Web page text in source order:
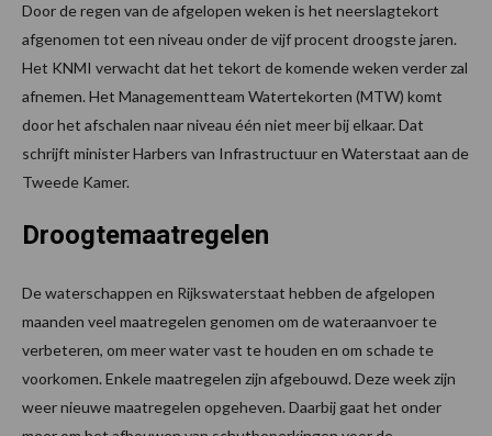
Door de regen van de afgelopen weken is het neerslagtekort
afgenomen tot een niveau onder de vijf procent droogste jaren.
Het KNMI verwacht dat het tekort de komende weken verder zal
afnemen. Het Managementteam Watertekorten (MTW) komt
door het afschalen naar niveau één niet meer bij elkaar. Dat
schrijft minister Harbers van Infrastructuur en Waterstaat aan de
Tweede Kamer.
Droogtemaatregelen
De waterschappen en Rijkswaterstaat hebben de afgelopen
maanden veel maatregelen genomen om de wateraanvoer te
verbeteren, om meer water vast te houden en om schade te
voorkomen. Enkele maatregelen zijn afgebouwd. Deze week zijn
weer nieuwe maatregelen opgeheven. Daarbij gaat het onder